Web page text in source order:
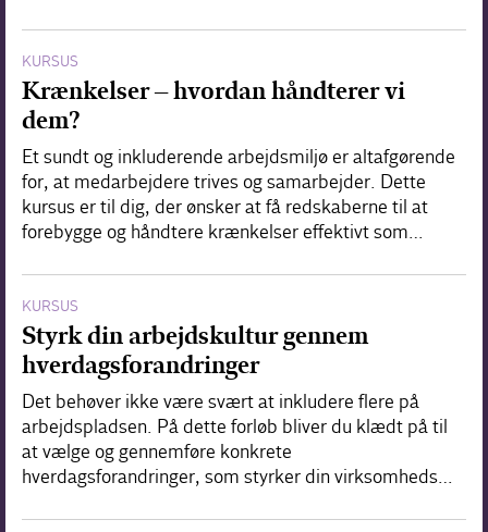
KURSUS
Krænkelser – hvordan håndterer vi
dem?
Et sundt og inkluderende arbejdsmiljø er altafgørende
for, at medarbejdere trives og samarbejder. Dette
kursus er til dig, der ønsker at få redskaberne til at
forebygge og håndtere krænkelser effektivt som…
KURSUS
Styrk din arbejdskultur gennem
hverdagsforandringer
Det behøver ikke være svært at inkludere flere på
arbejdspladsen. På dette forløb bliver du klædt på til
at vælge og gennemføre konkrete
hverdagsforandringer, som styrker din virksomheds…